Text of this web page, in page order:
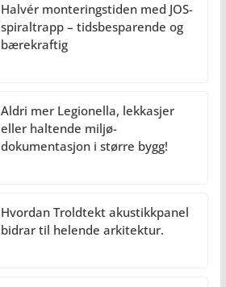
Halvér monteringstiden med JOS-
spiraltrapp – tidsbesparende og
bærekraftig
Aldri mer Legionella, lekkasjer
eller haltende miljø-
dokumentasjon i større bygg!
Hvordan Troldtekt akustikkpanel
bidrar til helende arkitektur.